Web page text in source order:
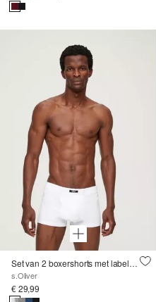
Set van 2 boxershorts met labelpatch
s.Oliver
€ 29,99